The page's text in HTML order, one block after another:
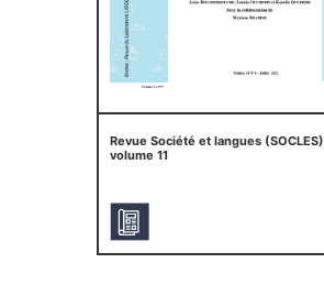
Revue Société et langues (SOCLES)
volume 11